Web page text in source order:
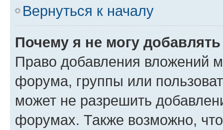
Вернуться к началу
Почему я не могу
Право добавления вложений
форума, группы или
может не разрешить
форумах. Также возможно,